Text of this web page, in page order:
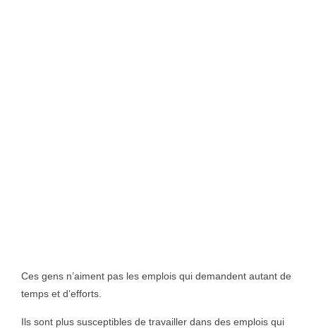
Ces gens n’aiment pas les emplois qui demandent autant de
temps et d’efforts.
Ils sont plus susceptibles de travailler dans des emplois qui